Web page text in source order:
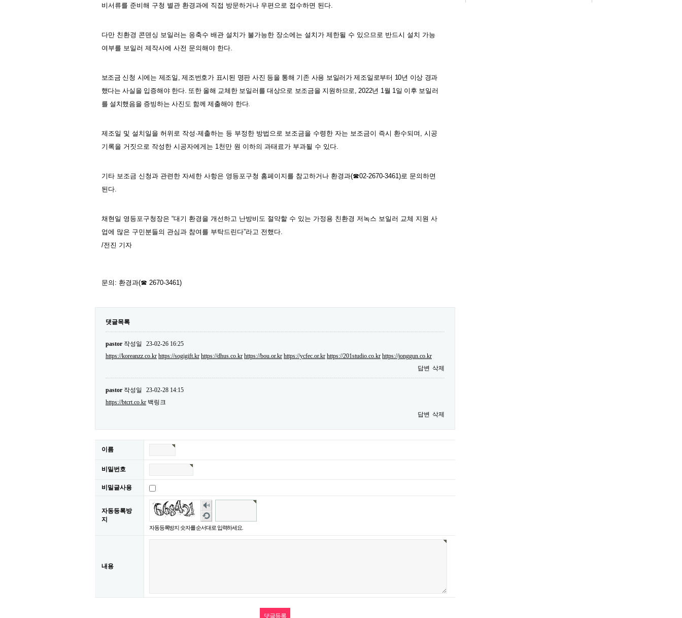
비서류를 준비해 구청 별관 환경과에 직접 방문하거나 우편으로 접수하면 된다.
다만 친환경 콘덴싱 보일러는 응축수 배관 설치가 불가능한 장소에는 설치가 제한될 수 있으므로 반드시 설치 가능
여부를 보일러 제작사에 사전 문의해야 한다.
보조금 신청 시에는 제조일 ,제조번호가 표시된 명판 사진 등을 통해 기존 사용 보일러가 제조일로부터 10년 이상 경과
했다는 사실을 입증해야 한다. 또한 올해 교체한 보일러를 대상으로 보조금을 지원하므로, 2022년 1월 1일 이후 보일러
를 설치했음을 증빙하는 사진도 함께 제출해야 한다.
제조일 및 설치일을 허위로 작성 ·제출하는 등 부정한 방법으로 보조금을 수령한 자는 보조금이 즉시 환수되며 , 시공
기록을 거짓으로 작성한 시공자에게는 1천만 원 이하의 과태료가 부과될 수 있다.
기타 보조금 신청과 관련한 자세한 사항은 영등포구청 홈페이지를 참고하거나 환경과(☎02-2670-3461)로 문의하면
된다.
채현일 영등포구청장은 “대기 환경을 개선하고 난방비도 절약할 수 있는 가정용 친환경 저녹스 보일러 교체 지원 사
업에 많은 구민분들의 관심과 참여를 부탁드린다”라고 전했다.
/전진 기자
문의 : 환경과(☎ 2670-3461)
댓글목록
pastor 작성일
23-02-26 16:25
https://koreanzz.co.kr https://sogigift.kr https://dhus.co.kr https://bou.or.kr https://ycfec.or.kr https://201studio.co.kr https://jonggun.co.kr
답변 삭제
pastor 작성일
23-02-28 14:15
https://btcrt.co.kr 백링크
답변 삭제
이름
비밀번호
비밀글사용
자동등록방
지
숫
자
음
성
듣
새
로
고
침
자동등록방지 숫자를 순서대로 입력하세요.
내용